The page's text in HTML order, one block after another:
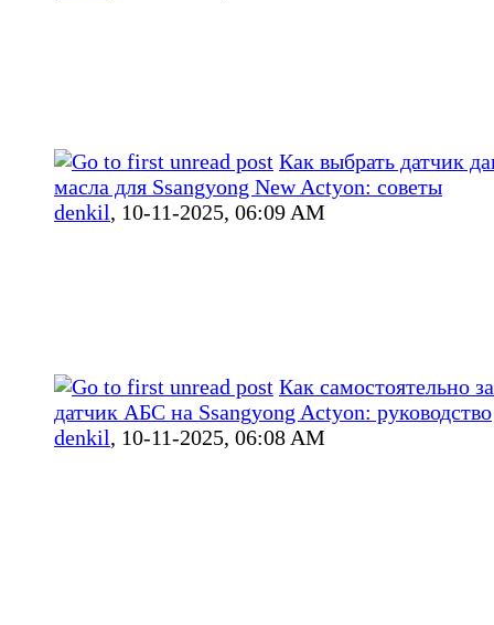
Как выбрать датчик
масла для Ssangyong New Actyon: советы
denkil, 10-11-2025, 06:09 AM
Как самостоятельно
датчик АБС на Ssangyong Actyon: руководство
denkil, 10-11-2025, 06:08 AM